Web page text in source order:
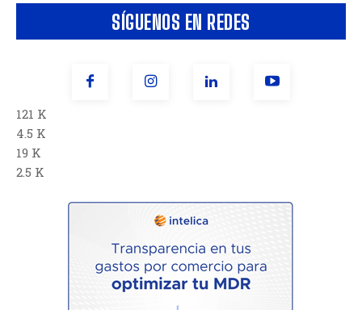
SÍGUENOS EN REDES
121 K
4.5 K
19 K
2.5 K